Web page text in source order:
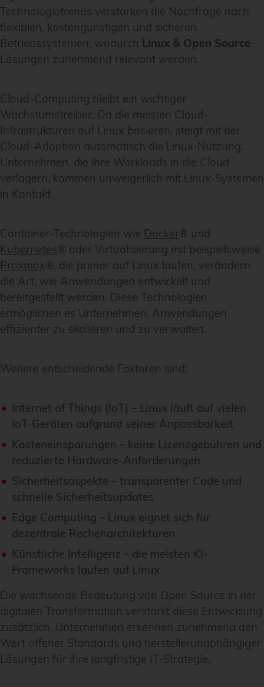
Technologietrends verstärken die Nachfrage nach
flexiblen, kostengünstigen und sicheren
Betriebssystemen, wodurch Linux & Open Source-
Lösungen zunehmend relevant werden.
Cloud-Computing bleibt ein wichtiger
Wachstumstreiber. Da die meisten Cloud-
Infrastrukturen auf Linux basieren, steigt mit der
Cloud-Adoption automatisch die Linux-Nutzung.
Unternehmen, die ihre Workloads in die Cloud
verlagern, kommen unweigerlich mit Linux-Systemen
in Kontakt.
Container-Technologien wie Docker® und
Kubernetes® oder Virtualisierung mit beispielsweise
Proxmox®, die primär auf Linux laufen, verändern
die Art, wie Anwendungen entwickelt und
bereitgestellt werden. Diese Technologien
ermöglichen es Unternehmen, Anwendungen
effizienter zu skalieren und zu verwalten.
Weitere entscheidende Faktoren sind:
Internet of Things (IoT) – Linux läuft auf vielen
IoT-Geräten aufgrund seiner Anpassbarkeit
Kosteneinsparungen – keine Lizenzgebühren und
reduzierte Hardware-Anforderungen
Sicherheitsaspekte – transparenter Code und
schnelle Sicherheitsupdates
Edge Computing – Linux eignet sich für
dezentrale Rechenarchitekturen
Künstliche Intelligenz – die meisten KI-
Frameworks laufen auf Linux
Die wachsende Bedeutung von Open Source in der
digitalen Transformation verstärkt diese Entwicklung
zusätzlich. Unternehmen erkennen zunehmend den
Wert offener Standards und herstellerunabhängiger
Lösungen für ihre langfristige IT-Strategie.